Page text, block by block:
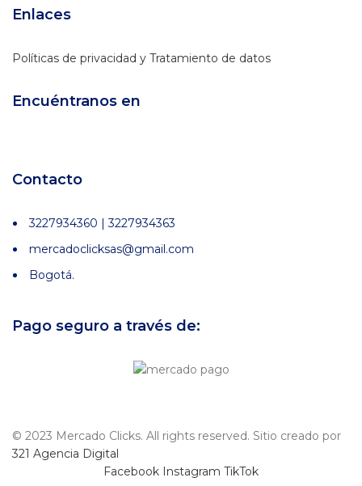
Enlaces
Políticas de privacidad y Tratamiento de datos
Encuéntranos en
Contacto
3227934360 | 3227934363
mercadoclicksas@gmail.com
Bogotá.
Pago seguro a través de:
© 2023 Mercado Clicks. All rights reserved. Sitio creado por
321 Agencia Digital
Facebook Instagram TikTok